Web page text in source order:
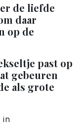
de liefde
daar
op de
past op
gebeuren
als grote
in